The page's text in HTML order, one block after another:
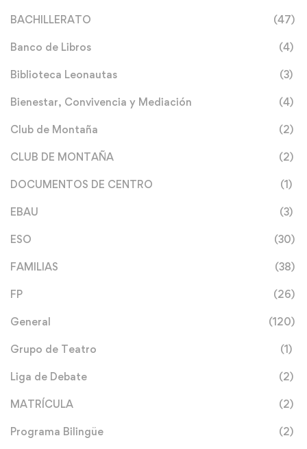
BACHILLERATO (47)
Banco de Libros (4)
Biblioteca Leonautas (3)
Bienestar, Convivencia y Mediación (4)
Club de Montaña (2)
CLUB DE MONTAÑA (2)
DOCUMENTOS DE CENTRO (1)
EBAU (3)
ESO (30)
FAMILIAS (38)
FP (26)
General (120)
Grupo de Teatro (1)
Liga de Debate (2)
MATRÍCULA (2)
Programa Bilingüe (2)